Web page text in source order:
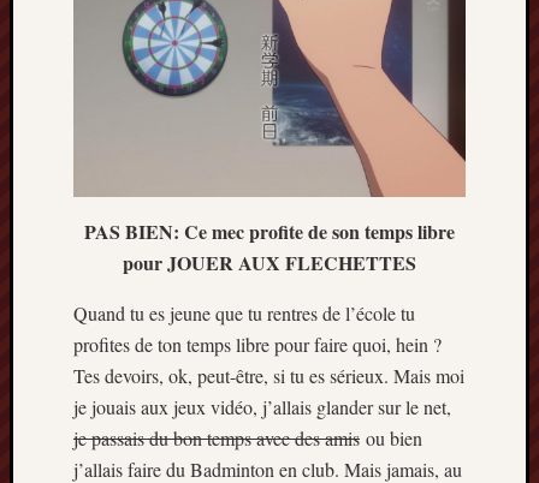
PAS BIEN: Ce mec profite de son temps libre
pour JOUER AUX FLECHETTES
Quand tu es jeune que tu rentres de l’école tu
profites de ton temps libre pour faire quoi, hein ?
Tes devoirs, ok, peut-être, si tu es sérieux. Mais moi
je jouais aux jeux vidéo, j’allais glander sur le net,
je passais du bon temps avec des amis ou bien
j’allais faire du Badminton en club. Mais jamais, au